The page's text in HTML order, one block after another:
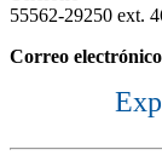
55562-29250 ext.
Correo electrónico